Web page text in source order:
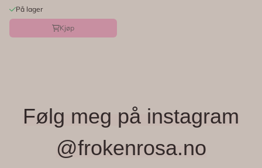
På lager
Kjøp
Følg meg på instagram
@frokenrosa.no